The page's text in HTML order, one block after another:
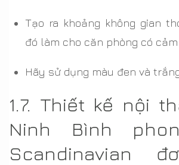
Tạo ra khoảng không gian
đó làm cho căn phòng có
Hãy sử dụng màu đen và
1.7. Thiết kế nội
Ninh Bình
Scandinavian